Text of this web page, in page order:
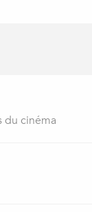
du cinéma